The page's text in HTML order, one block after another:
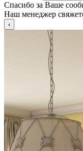
Спасибо за Ваше
Наш менеджер